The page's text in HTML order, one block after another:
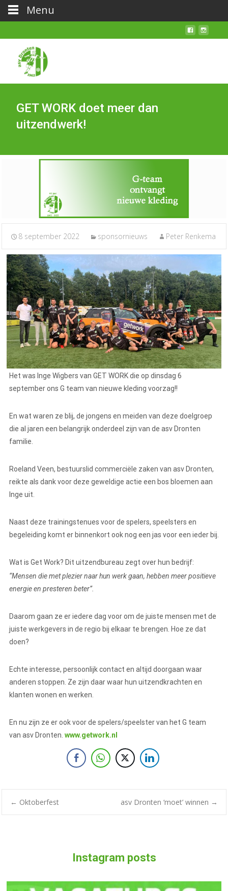
GET WORK doet meer dan
uitzendwerk!
8 september 2022 sponsornieuws Peter Renkema
Het was Inge Wigbers van GET WORK die op dinsdag 6
september ons G team van nieuwe kleding voorzag!!
En wat waren ze blij, de jongens en meiden van deze doelgroep
die al jaren een belangrijk onderdeel zijn van de asv Dronten
familie.
Roeland Veen, bestuurslid commerciële zaken van asv Dronten,
reikte als dank voor deze geweldige actie een bos bloemen aan
Inge uit.
Naast deze trainingstenues voor de spelers, speelsters en
begeleiding komt er binnenkort ook nog een jas voor een ieder bij.
Wat is Get Work? Dit uitzendbureau zegt over hun bedrijf:
“Mensen die met plezier naar hun werk gaan, hebben meer positieve
energie en presteren beter”.
Daarom gaan ze er iedere dag voor om de juiste mensen met de
juiste werkgevers in de regio bij elkaar te brengen. Hoe ze dat
doen?
Echte interesse, persoonlijk contact en altijd doorgaan waar
anderen stoppen. Ze zijn daar waar hun uitzendkrachten en
klanten wonen en werken.
En nu zijn ze er ook voor de spelers/speelster van het G team
van asv Dronten. www.getwork.nl
← Oktoberfest asv Dronten ‘moet’ winnen →
Instagram posts
Menu